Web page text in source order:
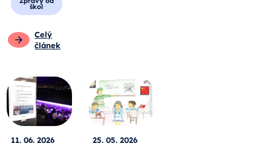
škol
Celý
článek
11. 06. 2026 25. 05. 2026